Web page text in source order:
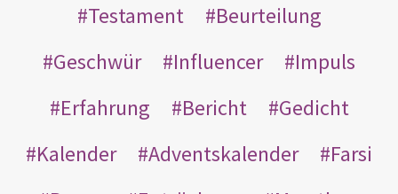
Testament
Beurteilung
Geschwür
Influencer
Impuls
Erfahrung
Bericht
Gedicht
Kalender
Adventskalender
Farsi